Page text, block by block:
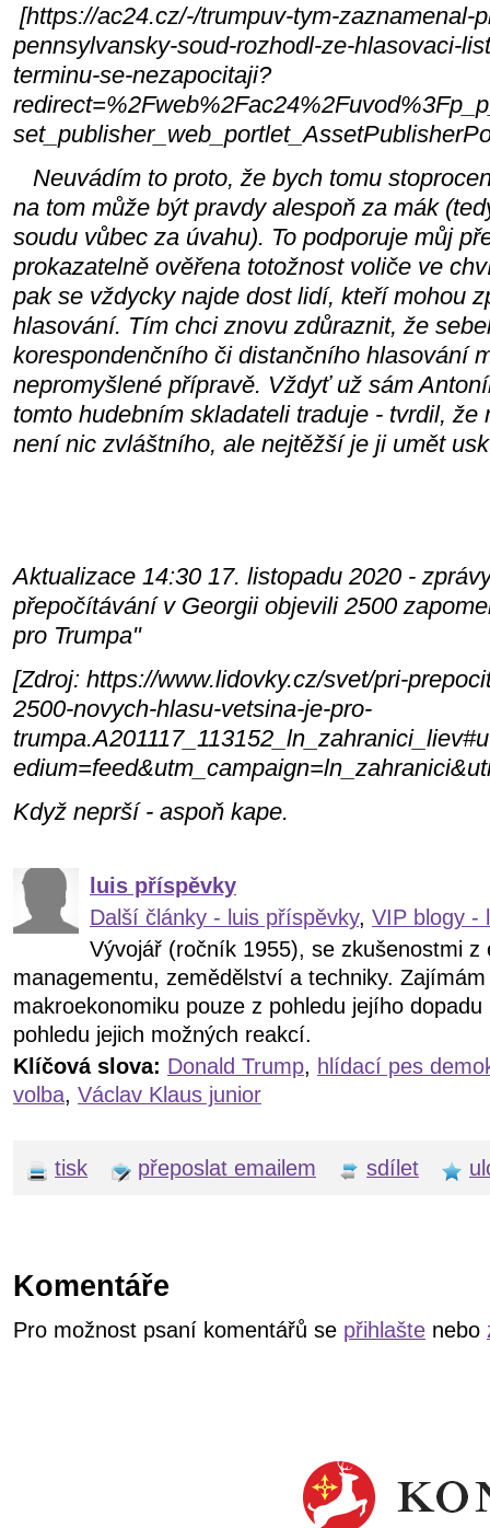
[https://ac24.cz/-/trumpuv-tym-zaznamenal-
pennsylvansky-soud-rozhodl-ze-hlasovaci-
terminu-se-nezapocitaji?
Neuvádím to proto, že bych tomu
na tom může být pravdy alespoň za mák
soudu vůbec za úvahu). To podporuje můj
prokazatelně ověřena totožnost voliče ve
pak se vždycky najde dost lidí, kteří mohou
hlasování. Tím chci znovu zdůraznit, že
korespondenčního či distančního hlasování
nepromyšlené přípravě. Vždyť už sám
tomto hudebním skladateli traduje - tvrdil, že
není nic zvláštního, ale nejtěžší je ji umět
Aktualizace 14:30 17. listopadu 2020 -
přepočítávání v Georgii objevili 2500
pro Trumpa"
[Zdroj: https://www.lidovky.cz/svet/pri-
2500-novych-hlasu-vetsina-je-pro-
Když neprší - aspoň kape.
luis příspěvky
Další články - luis příspěvky, VIP blogy -
Vývojář (ročník 1955), se zkušenostmi z
managementu, zemědělství a techniky.
makroekonomiku pouze z pohledu jejího
pohledu jejich možných reakcí.
Klíčová slova: Donald Trump, hlídací pes
volba, Václav Klaus junior
tisk přeposlat emailem sdílet
Komentáře
Pro možnost psaní komentářů se přihlašte nebo